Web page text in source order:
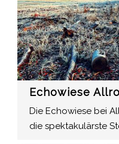
Echowiese
Die Echowiese bei
die spektakulärste